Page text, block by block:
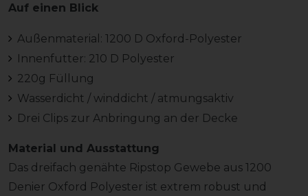
Auf einen Blick
Außenmaterial: 1200 D Oxford-Polyester
Innenfutter: 210 D Polyester
220g Füllung
Wasserdicht / winddicht / atmungsaktiv
Drei Clips zur Anbringung an der Decke
Material und Ausstattung
Das dreifach genähte Ripstop Gewebe aus 1200
Denier Oxford Polyester ist extrem robust und